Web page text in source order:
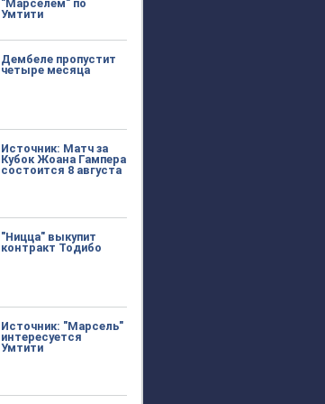
"Марселем" по
Умтити
Дембеле пропустит
четыре месяца
Источник: Матч за
Кубок Жоана Гампера
состоится 8 августа
"Ницца" выкупит
контракт Тодибо
Источник: "Марсель"
интересуется
Умтити